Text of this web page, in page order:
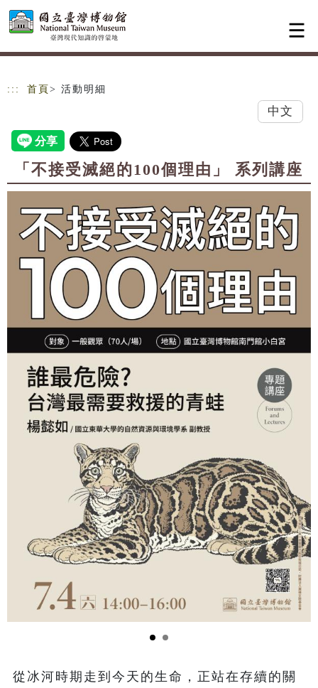
跳到主要內容
網站導覽
::: 首頁 > 活動明細
中文
「不接受滅絕的100個理由」 系列講座
從冰河時期走到今天的生命，正站在存續的關